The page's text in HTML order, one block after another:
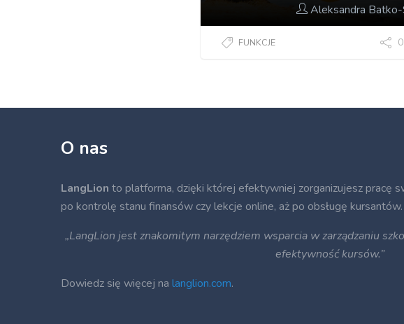
Aleksandra
FUNKCJE 0
O nas
LangLion to platforma, dzięki której efektywniej zorganizujesz pracę
po kontrolę stanu finansów czy lekcje online, aż po obsługę kursantów.
„LangLion jest znakomitym narzędziem wsparcia w zarządzaniu
efektywność kursów.”
Dowiedz się więcej na langlion.com.